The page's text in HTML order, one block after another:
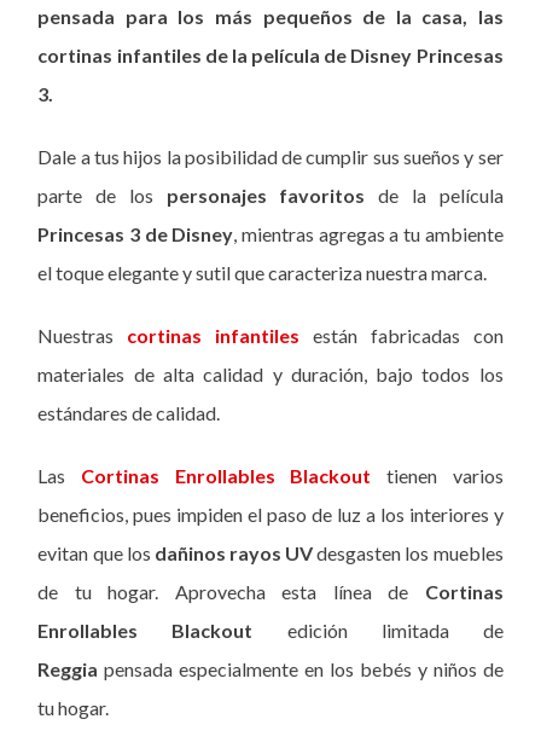
pensada para los más pequeños de la casa, las
cortinas infantiles de la película de Disney Princesas
3.
Dale a tus hijos la posibilidad de cumplir sus sueños y ser
parte de los personajes favoritos de la película
Princesas 3 de Disney, mientras agregas a tu ambiente
el toque elegante y sutil que caracteriza nuestra marca.
Nuestras cortinas infantiles están fabricadas con
materiales de alta calidad y duración, bajo todos los
estándares de calidad.
Las Cortinas Enrollables Blackout tienen varios
beneficios, pues impiden el paso de luz a los interiores y
evitan que los dañinos rayos UVdesgasten los muebles
de tu hogar. Aprovecha esta línea de Cortinas
Enrollables Blackout edición limitada de
Reggiapensada especialmente en los bebés y niños de
tu hogar.